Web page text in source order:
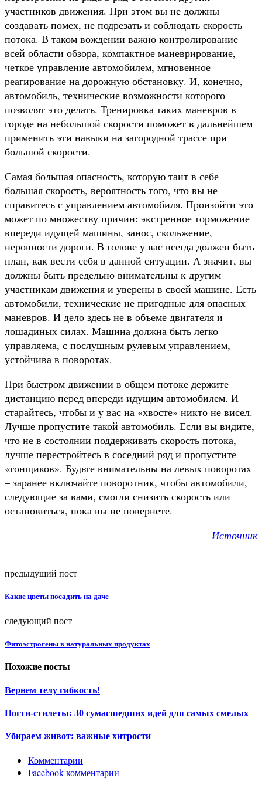
участников движения. При этом вы не должны
создавать помех, не подрезать и соблюдать скорость
потока. В таком вождении важно контролирование
всей области обзора, компактное маневрирование,
четкое управление автомобилем, мгновенное
реагирование на дорожную обстановку. И, конечно,
автомобиль, технические возможности которого
позволят это делать. Тренировка таких маневров в
городе на небольшой скорости поможет в дальнейшем
применить эти навыки на загородной трассе при
большой скорости.
Самая большая опасность, которую таит в себе
большая скорость, вероятность того, что вы не
справитесь с управлением автомобиля. Произойти это
может по множеству причин: экстренное торможение
впереди идущей машины, занос, скольжение,
неровности дороги. В голове у вас всегда должен быть
план, как вести себя в данной ситуации. А значит, вы
должны быть предельно внимательны к другим
участникам движения и уверены в своей машине. Есть
автомобили, технические не пригодные для опасных
маневров. И дело здесь не в объеме двигателя и
лошадиных силах. Машина должна быть легко
управляема, с послушным рулевым управлением,
устойчива в поворотах.
При быстром движении в общем потоке держите
дистанцию перед впереди идущим автомобилем. И
старайтесь, чтобы и у вас на «хвосте» никто не висел.
Лучше пропустите такой автомобиль. Если вы видите,
что не в состоянии поддерживать скорость потока,
лучше перестройтесь в соседний ряд и пропустите
«гонщиков». Будьте внимательны на левых поворотах
– заранее включайте поворотник, чтобы автомобили,
следующие за вами, смогли снизить скорость или
остановиться, пока вы не повернете.
Источник
предыдущий пост
Какие цветы посадить на даче
следующий пост
Фитоэстрогены в натуральных продуктах
Похожие посты
Вернем телу гибкость!
Ногти-стилеты: 30 сумасшедших идей для самых смелых
Убираем живот: важные хитрости
Комментарии
Facebook комментарии